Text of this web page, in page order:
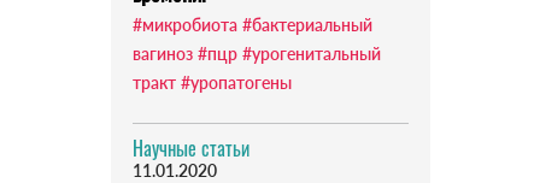
#микробиота #бактериальный
вагиноз #пцр #урогенитальный
тракт #уропатогены
Научные статьи
11.01.2020